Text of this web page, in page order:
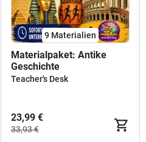
9 Materialien
Materialpaket: Antike
Geschichte
Teacher's Desk
23,99 €
33,93 €